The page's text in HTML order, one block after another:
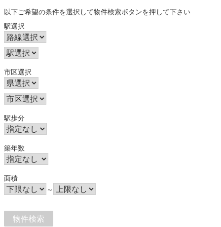
以下ご希望の条件を選択して物件検索ボタンを押して下さい
駅選択
市区選択
駅歩分
築年数
面積
～